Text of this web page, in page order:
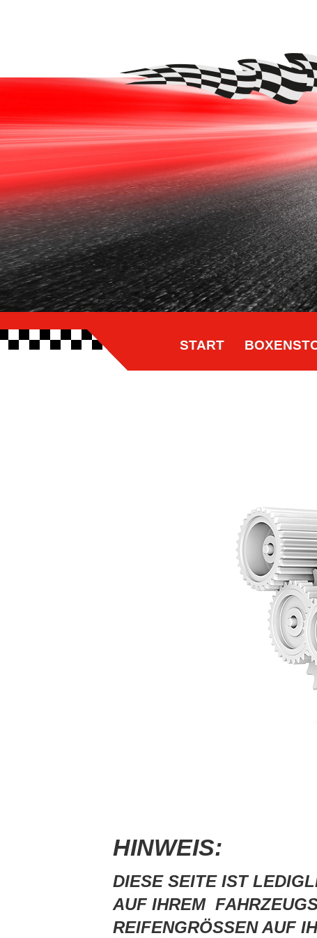
START
HINWEIS:
DIESE SEITE IST
AUF IHREM
REIFENGRÖSSEN AUF